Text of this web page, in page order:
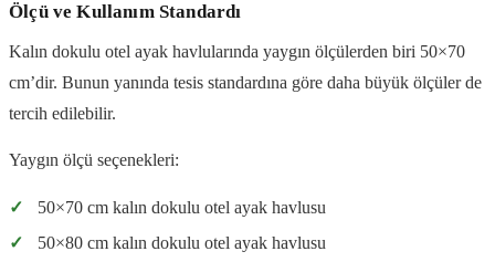
Ölçü ve Kullanım Standardı
Kalın dokulu otel ayak havlularında yaygın ölçülerden biri 50×70
cm’dir. Bunun yanında tesis standardına göre daha büyük ölçüler de
tercih edilebilir.
Yaygın ölçü seçenekleri:
✓
50×70 cm kalın dokulu otel ayak havlusu
✓
50×80 cm kalın dokulu otel ayak havlusu